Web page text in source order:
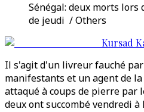
Sénégal: deux morts
de jeudi / Others
Kursad
Il s'agit d'un livreur fauché
manifestants et un agent de
attaqué à coups de pierre par
deux ont succombé vendredi